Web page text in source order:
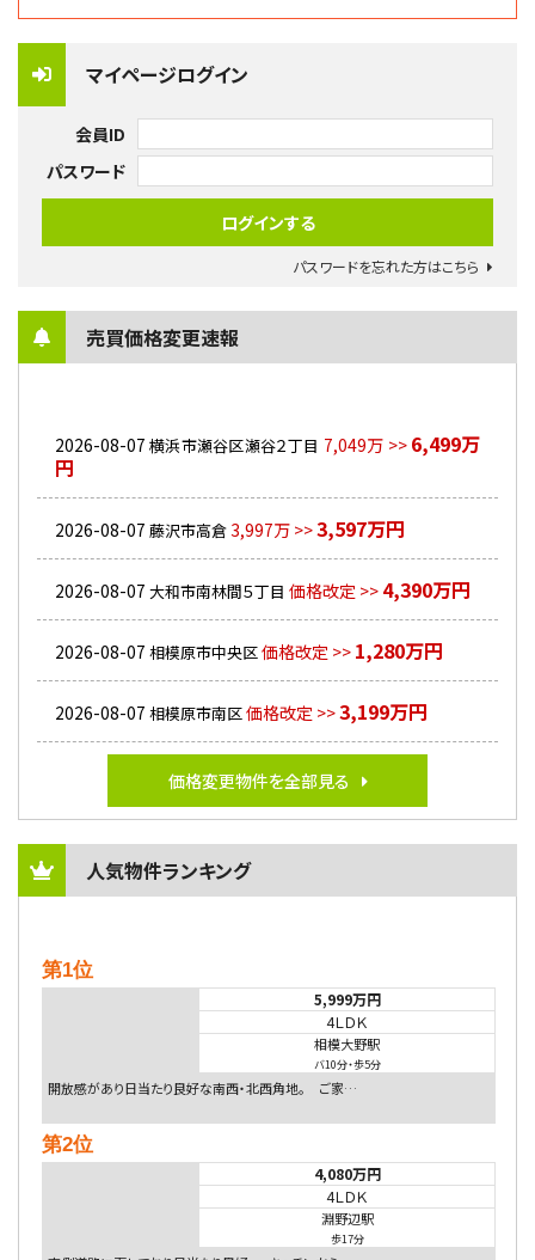
マイページログイン
会員ID
パスワード
パスワードを忘れた方はこちら
売買価格変更速報
2026-08-07 横浜市瀬谷区瀬谷２丁目 7,049万 >> 6,499万
円
2026-08-07 藤沢市高倉3,997万 >>3,597万円
2026-08-07 大和市南林間５丁目 価格改定 >> 4,390万円
2026-08-07 相模原市中央区価格改定 >> 1,280万円
2026-08-07 相模原市南区価格改定 >>3,199万円
価格変更物件を全部見る
人気物件ランキング
第1位
5,999万円
4ＬＤＫ
相模大野駅
バ10分・歩5分
開放感があり日当たり良好な南西・北西角地。 ご家…
第2位
4,080万円
4ＬＤＫ
淵野辺駅
歩17分